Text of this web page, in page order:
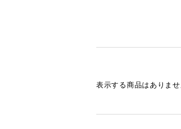
表示する商品はありませ